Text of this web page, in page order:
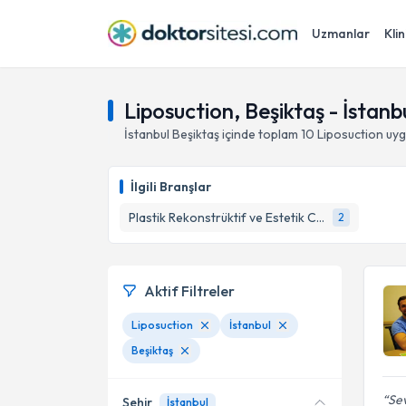
Uzmanlar
Liposuction, Beşiktaş -
İstanbul Beşiktaşiçinde toplam 10 Liposuction
İlgili Branşlar
Plastik Rekonstrüktif ve Estetik Cerrahi
2
Aktif Filtreler
Liposuction
İstanbul
Beşiktaş
Şehir İstanbul